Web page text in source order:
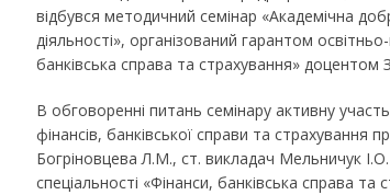
відбувся методичний семінар «Академічна
діяльності», організований гарантом
банківська справа та страхування» доцентом
В обговоренні питань семінару активну
фінансів, банківської справи та страхування
Богріновцева Л.М., ст. викладач Мельничук І.О.
спеціальності «Фінанси, банківська справа та